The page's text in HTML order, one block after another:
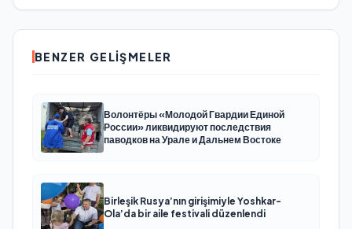
BENZER GELIŞMELER
Волонтёры «Молодой Гвардии Единой
России» ликвидируют последствия
паводков на Урале и Дальнем Востоке
Birleşik Rusya’nın girişimiyle Yoshkar-
Ola’da bir aile festivali düzenlendi